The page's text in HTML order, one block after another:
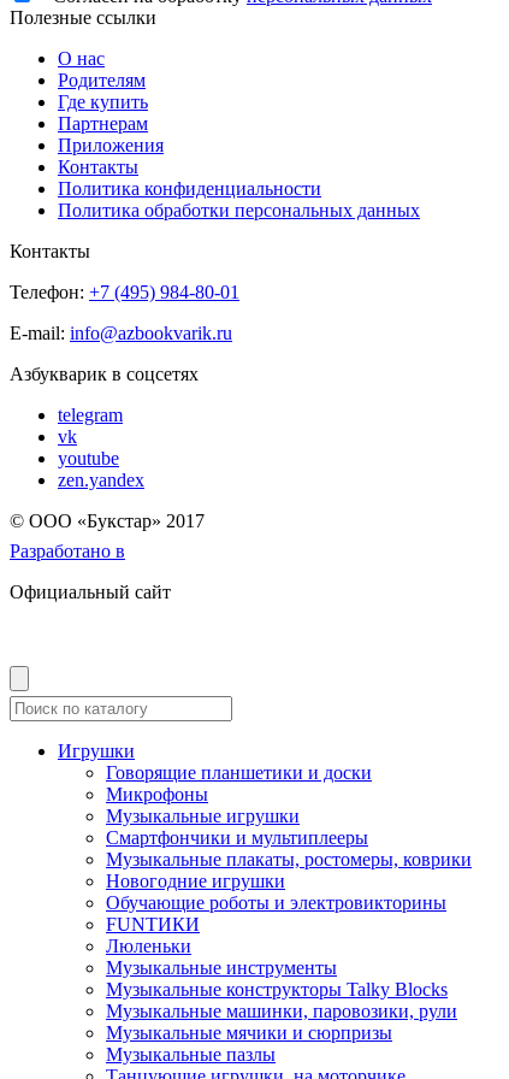
Полезные ссылки
О нас
Родителям
Где купить
Партнерам
Приложения
Контакты
Политика конфиденциальности
Политика обработки персональных данных
Контакты
Телефон: +7 (495) 984-80-01
E-mail: info@azbookvarik.ru
Азбукварик в соцсетях
telegram
vk
youtube
zen.yandex
© OOO «Букстар» 2017
Разработано в
Официальный сайт
Игрушки
Говорящие планшетики и доски
Микрофоны
Музыкальные игрушки
Смартфончики и мультиплееры
Музыкальные плакаты, ростомеры, коврики
Новогодние игрушки
Обучающие роботы и электровикторины
FUNТИКИ
Люленьки
Музыкальные инструменты
Музыкальные конструкторы Talky Blocks
Музыкальные машинки, паровозики, рули
Музыкальные мячики и сюрпризы
Музыкальные пазлы